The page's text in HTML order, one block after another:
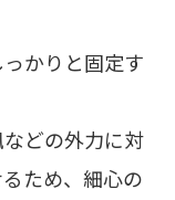
かりと固定す
どの外力に対
ため、細心の